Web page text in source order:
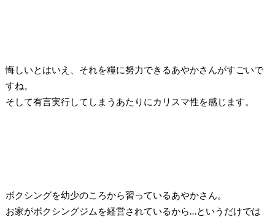
悔しいとはいえ、それを糧に努力できるあやかさんがすごいで
すね。
そして有言実行してしまうあたりにカリスマ性を感じます。
ボクシングを幼少のころから習っているあやかさん。
お家がボクシングジムを経営されているから…というだけでは